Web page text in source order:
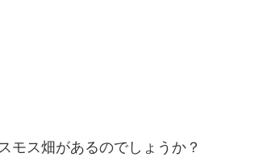
モス畑があるのでしょうか？